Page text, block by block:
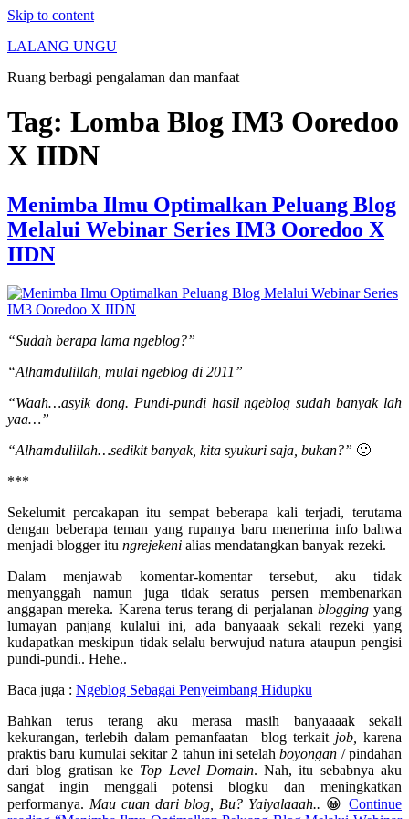
Skip to content
LALANG UNGU
Ruang berbagi pengalaman dan manfaat
Tag: Lomba Blog IM3 Ooredoo
X IIDN
Menimba Ilmu Optimalkan Peluang Blog
Melalui Webinar Series IM3 Ooredoo X
IIDN
“Sudah berapa lama ngeblog?”
“Alhamdulillah, mulai ngeblog di 2011”
“Waah…asyik dong. Pundi-pundi hasil ngeblog sudah banyak lah
yaa…”
“Alhamdulillah…sedikit banyak, kita syukuri saja, bukan?” 🙂
***
Sekelumit percakapan itu sempat beberapa kali terjadi, terutama
dengan beberapa teman yang rupanya baru menerima info bahwa
menjadi blogger itu ngrejekeni alias mendatangkan banyak rezeki.
Dalam menjawab komentar-komentar tersebut, aku tidak
menyanggah namun juga tidak seratus persen membenarkan
anggapan mereka. Karena terus terang di perjalanan bloggingyang
lumayan panjang kulalui ini, ada banyaaak sekali rezeki yang
kudapatkan meskipun tidak selalu berwujud natura ataupun pengisi
pundi-pundi.. Hehe..
Baca juga : Ngeblog Sebagai Penyeimbang Hidupku
Bahkan terus terang aku merasa masih banyaaaak sekali
kekurangan, terlebih dalam pemanfaatan blog terkait job,
karena
praktis baru kumulai sekitar 2 tahun ini setelahboyongan / pindahan
dari blog gratisan ke Top Level Domain. Nah, itu sebabnya aku
sangat ingin menggali potensi blogku dan meningkatkan
performanya. Mau cuan dari blog, Bu? Yaiyalaaah.. 😀 Continue